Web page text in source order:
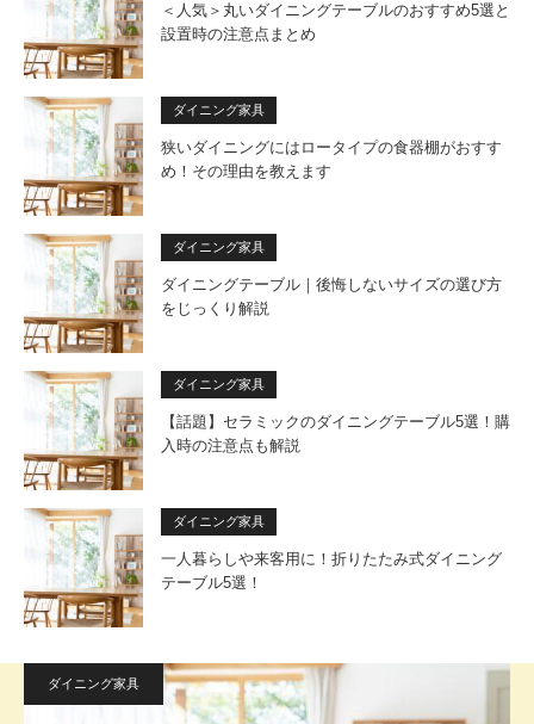
＜人気＞丸いダイニングテーブルのおすすめ5選と
設置時の注意点まとめ
ダイニング家具
狭いダイニングにはロータイプの食器棚がおすす
め！その理由を教えます
ダイニング家具
ダイニングテーブル｜後悔しないサイズの選び方
をじっくり解説
ダイニング家具
【話題】セラミックのダイニングテーブル5選！購
入時の注意点も解説
ダイニング家具
一人暮らしや来客用に！折りたたみ式ダイニング
テーブル5選！
ダイニング家具